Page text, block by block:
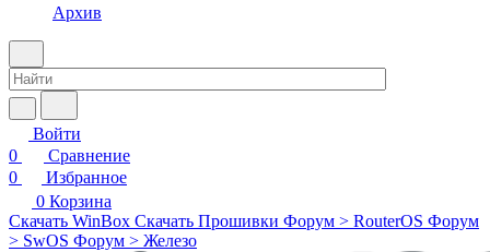
Архив
Войти
0
Сравнение
0
Избранное
0 Корзина
Скачать WinBox Скачать Прошивки Форум > RouterOS Форум
> SwOS Форум > Железо